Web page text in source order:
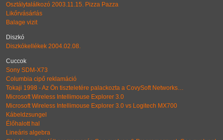
Osztálytalálkozó 2003.11.15. Pizza Pazza
Likőrvásárlás
Balage vizit
Diszkó
Diszkókellékek 2004.02.08.
Cuccok
Sony SDM-X73
Columbia cipő reklamáció
Tokaji 1998 - Az Ön tiszteletére palackozta a CovySoft Networks…
Microsoft Wireless Intellimouse Explorer 3.0
Microsoft Wireless Intellimouse Explorer 3.0 vs Logitech MX700
Kábeldzsungel
Élőhalott hal
Lineáris algebra